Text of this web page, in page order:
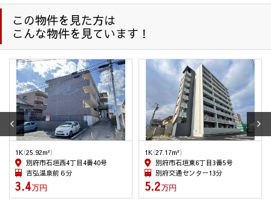
(3) 上記(1)の利用目的の達成に必要な範囲での、個人情報の第
三者への提供及び第三者からの提供。
(4) 上記(1)の業務及び情報、サービスの提供のための郵便物、
電話、電子メール等による営業活動。
(5) 情報、サービスの提供については、ご本人からの申し出が
ありましたら、利用を停止致します。
(6) 個人情報保護のため、当社が以前から保有しています個人
情報の利用にあたっては、本人の同意を得たうえでご利用
させて頂きます。
(7) 防犯のための監視カメラの画像
(8) 名刺交換などで取得した取引先様の個人情報は、業務連
絡・業務依頼・業務に関連する情報提供のために使用しま
す。
(9) 入社希望者の個人情報は入社希望者への情報提供、連絡・
採用業務管理のため、入社後は従業員の人事管理の目的の
この物件を見た方は
こんな物件を見ています！
1K（27.17m²）
別府市石垣東6丁目3番5号
別府交通センター13分
5.2万円
1K（26.88m²）
別府市石垣東8丁目5番30号
石垣8丁目４分
3.5万円